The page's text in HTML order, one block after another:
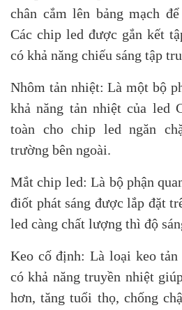
chân cắm lên bảng mạch
Các chip led được gắn kết
có khả năng chiếu sáng tập
Nhôm tản nhiệt: Là một bộ
khả năng tản nhiệt của led
toàn cho chip led ngăn
trường bên ngoài.
Mắt chip led: Là bộ phận
điốt phát sáng được lắp đặt
led càng chất lượng thì độ
Keo cố định: Là loại keo
có khả năng truyền nhiệt
hơn, tăng tuổi thọ, chống